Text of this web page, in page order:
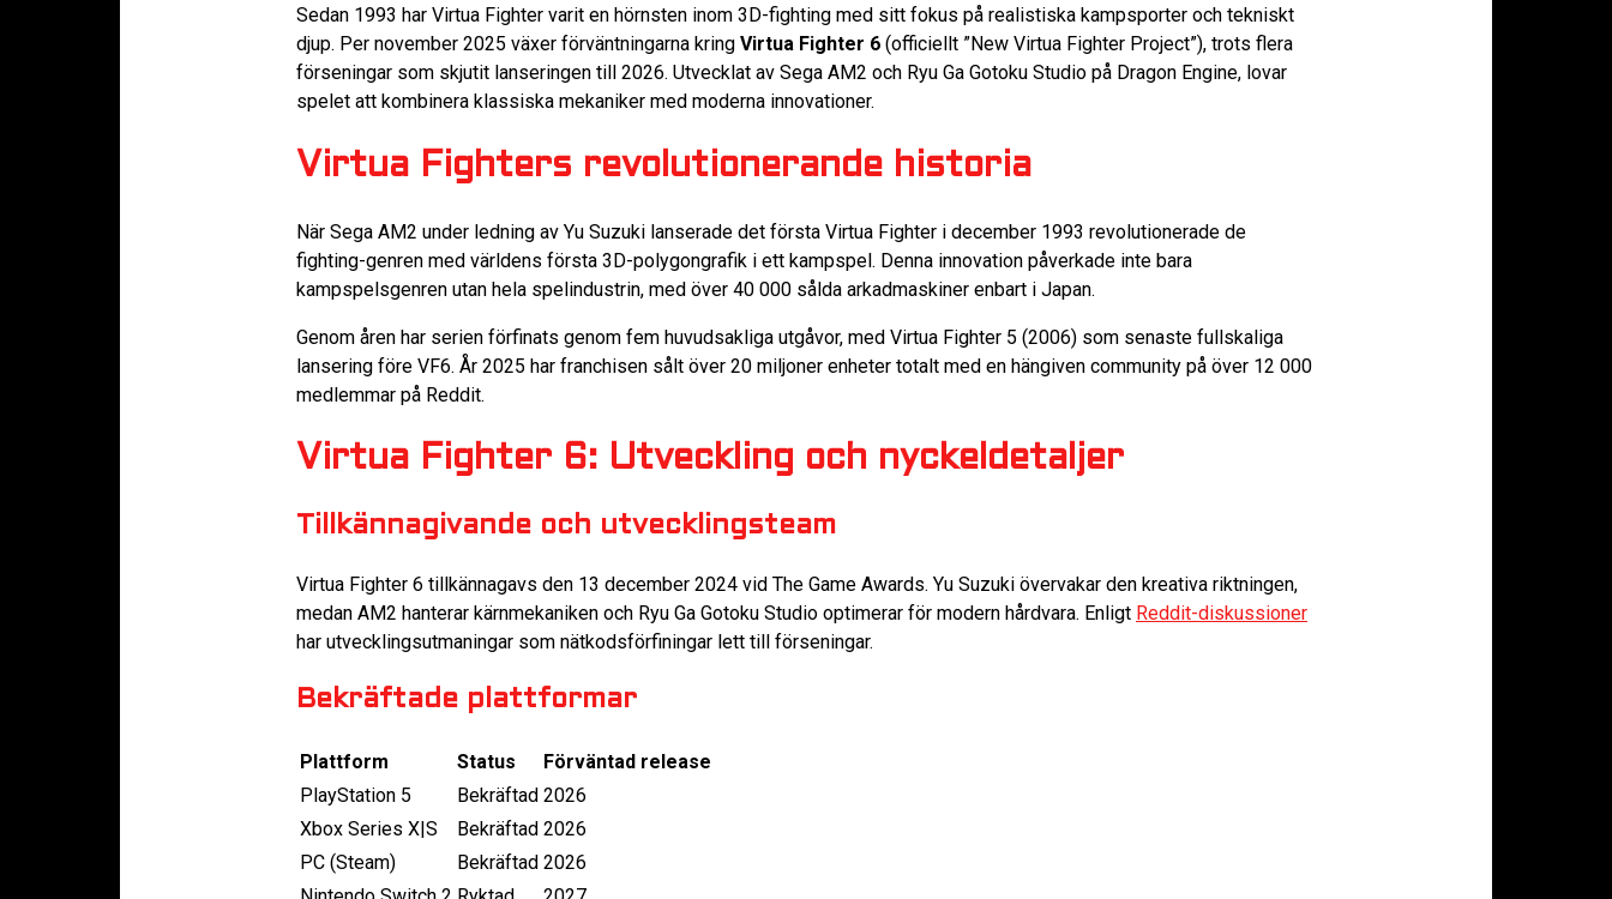
Sedan 1993 har Virtua Fighter varit en hörnsten inom 3D-fighting med sitt fokus på realistiska kampsporter och tekniskt
djup. Per november 2025 växer förväntningarna kring Virtua Fighter 6 (officiellt ”New Virtua Fighter Project”), trots flera
förseningar som skjutit lanseringen till 2026. Utvecklat av Sega AM2 och Ryu Ga Gotoku Studio på Dragon Engine, lovar
spelet att kombinera klassiska mekaniker med moderna innovationer.
Virtua Fighters revolutionerande historia
När Sega AM2 under ledning av Yu Suzuki lanserade det första Virtua Fighter i december 1993 revolutionerade de
fighting-genren med världens första 3D-polygongrafik i ett kampspel. Denna innovation påverkade inte bara
kampspelsgenren utan hela spelindustrin, med över 40 000 sålda arkadmaskiner enbart i Japan.
Genom åren har serien förfinats genom fem huvudsakliga utgåvor, med Virtua Fighter 5 (2006) som senaste fullskaliga
lansering före VF6. År 2025 har franchisen sålt över 20 miljoner enheter totalt med en hängiven community på över 12 000
medlemmar på Reddit.
Virtua Fighter 6: Utveckling och nyckeldetaljer
Tillkännagivande och utvecklingsteam
Virtua Fighter 6 tillkännagavs den 13 december 2024 vid The Game Awards. Yu Suzuki övervakar den kreativa riktningen,
medan AM2 hanterar kärnmekaniken och Ryu Ga Gotoku Studio optimerar för modern hårdvara. Enligt Reddit-diskussioner
har utvecklingsutmaningar som nätkodsförfiningar lett till förseningar.
Bekräftade plattformar
Plattform Status
Förväntad release
PlayStation 5
Bekräftad 2026
Xbox Series X|S
Bekräftad 2026
PC (Steam)
Bekräftad 2026